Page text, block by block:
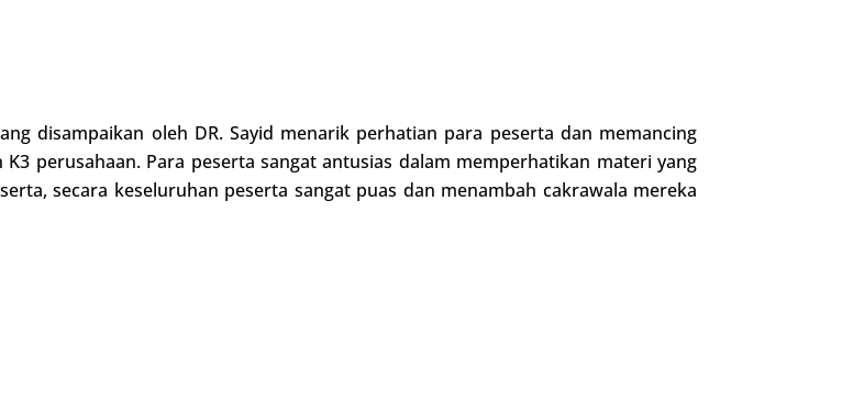
disampaikan oleh DR. Sayid menarik perhatian para peserta dan memancing
perusahaan. Para peserta sangat antusias dalam memperhatikan materi yang
secara keseluruhan peserta sangat puas dan menambah cakrawala mereka